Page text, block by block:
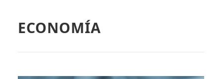
ECONOMÍA